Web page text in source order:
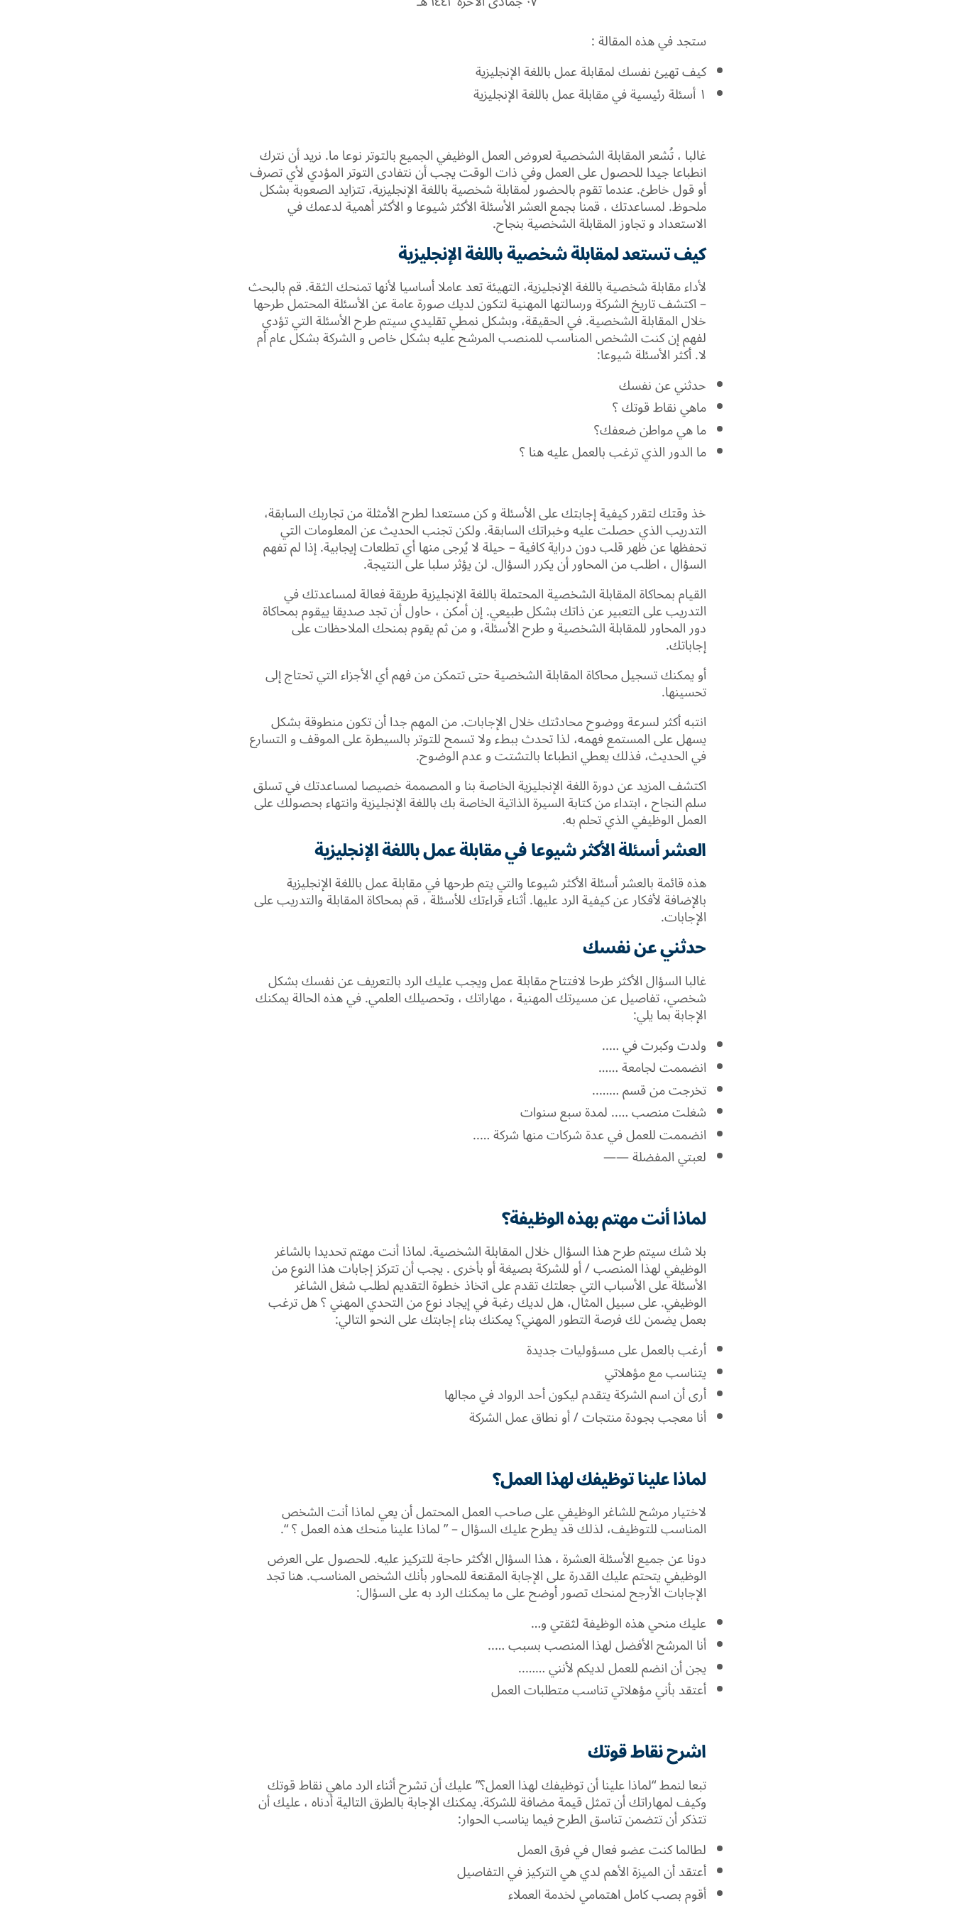
ستجد في هذه المقالة :
كيف تهيئ نفسك لمقابلة عمل باللغة الإنجليزية
١ أسئلة رئيسية في مقابلة عمل باللغة الإنجليزية
غالبا ، تُشعر المقابلة الشخصية لعروض العمل الوظيفي الجميع بالتوتر نوعا ما. نريد أن نترك
انطباعا جيدا للحصول على العمل وفي ذات الوقت يجب أن نتفادى التوتر المؤدي لأي تصرف
أو قول خاطئ. عندما تقوم بالحضور لمقابلة شخصية باللغة الإنجليزية، تتزايد الصعوبة بشكل
ملحوظ. لمساعدتك ، قمنا بجمع العشر الأسئلة الأكثر شيوعا و الأكثر أهمية لدعمك في
الاستعداد و تجاوز المقابلة الشخصية بنجاح.
كيف تستعد لمقابلة شخصية باللغة الإنجليزية
لأداء مقابلة شخصية باللغة الإنجليزية، التهيئة تعد عاملا أساسيا لأنها تمنحك الثقة. قم بالبحث
– اكتشف تاريخ الشركة ورسالتها المهنية لتكون لديك صورة عامة عن الأسئلة المحتمل طرحها
خلال المقابلة الشخصية. في الحقيقة، وبشكل نمطي تقليدي سيتم طرح الأسئلة التي تؤدي
لفهم إن كنت الشخص المناسب للمنصب المرشح عليه بشكل خاص و الشركة بشكل عام أم
لا. أكثر الأسئلة شيوعا:
حدثني عن نفسك
ماهي نقاط قوتك ؟
ما هي مواطن ضعفك؟
ما الدور الذي ترغب بالعمل عليه هنا ؟
خذ وقتك لتقرر كيفية إجابتك على الأسئلة و كن مستعدا لطرح الأمثلة من تجاربك السابقة،
التدريب الذي حصلت عليه وخبراتك السابقة. ولكن تجنب الحديث عن المعلومات التي
تحفظها عن ظهر قلب دون دراية كافية – حيلة لا يُرجى منها أي تطلعات إيجابية. إذا لم تفهم
السؤال ، اطلب من المحاور أن يكرر السؤال. لن يؤثر سلبا على النتيجة.
القيام بمحاكاة المقابلة الشخصية المحتملة باللغة الإنجليزية طريقة فعالة لمساعدتك في
التدريب على التعبير عن ذاتك بشكل طبيعي. إن أمكن ، حاول أن تجد صديقا ييقوم بمحاكاة
دور المحاور للمقابلة الشخصية و طرح الأسئلة، و من ثم يقوم بمنحك الملاحظات على
إجاباتك.
أو يمكنك تسجيل محاكاة المقابلة الشخصية حتى تتمكن من فهم أي الأجزاء التي تحتاج إلى
تحسينها.
انتبه أكثر لسرعة ووضوح محادثتك خلال الإجابات. من المهم جدا أن تكون منطوقة بشكل
يسهل على المستمع فهمه، لذا تحدث ببطء ولا تسمح للتوتر بالسيطرة على الموقف و التسارع
في الحديث، فذلك يعطي انطباعا بالتشتت و عدم الوضوح.
اكتشف المزيد عن دورة اللغة الإنجليزية الخاصة بنا و المصممة خصيصا لمساعدتك في تسلق
سلم النجاح ، ابتداء من كتابة السيرة الذاتية الخاصة بك باللغة الإنجليزية وانتهاء بحصولك على
العمل الوظيفي الذي تحلم به.
العشر أسئلة الأكثر شيوعا في مقابلة عمل باللغة الإنجليزية
هذه قائمة بالعشر أسئلة الأكثر شيوعا والتي يتم طرحها في مقابلة عمل باللغة الإنجليزية
بالإضافة لأفكار عن كيفية الرد عليها. أثناء قراءتك للأسئلة ، قم بمحاكاة المقابلة والتدريب على
الإجابات.
حدثني عن نفسك
غالبا السؤال الأكثر طرحا لافتتاح مقابلة عمل ويجب عليك الرد بالتعريف عن نفسك بشكل
شخصي، تفاصيل عن مسيرتك المهنية ، مهاراتك ، وتحصيلك العلمي. في هذه الحالة يمكنك
الإجابة بما يلي:
ولدت وكبرت في …..
انضممت لجامعة ……
تخرجت من قسم ……..
شغلت منصب ….. لمدة سبع سنوات
انضممت للعمل في عدة شركات منها شركة …..
لعبتي المفضلة ——
لماذا أنت مهتم بهذه الوظيفة؟
بلا شك سيتم طرح هذا السؤال خلال المقابلة الشخصية. لماذا أنت مهتم تحديدا بالشاغر
الوظيفي لهذا المنصب / أو للشركة بصيغة أو بأخرى . يجب أن تتركز إجابات هذا النوع من
الأسئلة على الأسباب التي جعلتك تقدم على اتخاذ خطوة التقديم لطلب شغل الشاغر
الوظيفي. على سبيل المثال، هل لديك رغبة في إيجاد نوع من التحدي المهني ؟ هل ترغب
بعمل يضمن لك فرصة التطور المهني؟ يمكنك بناء إجابتك على النحو التالي:
أرغب بالعمل على مسؤوليات جديدة
يتناسب مع مؤهلاتي
أرى أن اسم الشركة يتقدم ليكون أحد الرواد في مجالها
أنا معجب بجودة منتجات / أو نطاق عمل الشركة
لماذا علينا توظيفك لهذا العمل؟
لاختيار مرشح للشاغر الوظيفي على صاحب العمل المحتمل أن يعي لماذا أنت الشخص
المناسب للتوظيف، لذلك قد يطرح عليك السؤال – ” لماذا علينا منحك هذه العمل ؟ “.
دونا عن جميع الأسئلة العشرة ، هذا السؤال الأكثر حاجة للتركيز عليه. للحصول على العرض
الوظيفي يتحتم عليك القدرة على الإجابة المقنعة للمحاور بأنك الشخص المناسب. هنا تجد
الإجابات الأرجح لمنحك تصور أوضح على ما يمكنك الرد به على السؤال:
عليك منحي هذه الوظيفة لثقتي و…
أنا المرشح الأفضل لهذا المنصب بسبب …..
يجن أن انضم للعمل لديكم لأنني ……..
أعتقد بأني مؤهلاتي تناسب متطلبات العمل
اشرح نقاط قوتك
تبعا لنمط “لماذا علينا أن توظيفك لهذا العمل؟” عليك أن تشرح أثناء الرد ماهي نقاط قوتك
وكيف لمهاراتك أن تمثل قيمة مضافة للشركة. يمكنك الإجابة بالطرق التالية أدناه ، عليك أن
تتذكر أن تتضمن تناسق الطرح فيما يناسب الحوار:
لطالما كنت عضو فعال في فرق العمل
أعتقد أن الميزة الأهم لدي هي التركيز في التفاصيل
أقوم بصب كامل اهتمامي لخدمة العملاء